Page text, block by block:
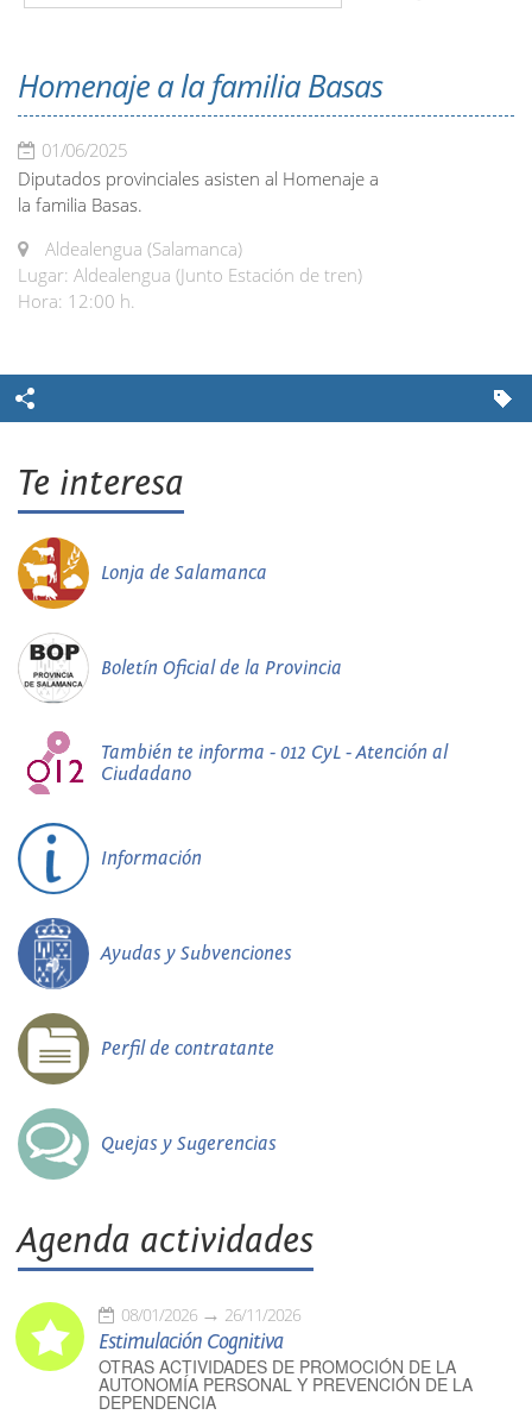
Homenaje a la familia Basas
01/06/2025
Diputados provinciales asisten al Homenaje a
la familia Basas.
Aldealengua (Salamanca)
Lugar: Aldealengua (Junto Estación de tren)
Hora: 12:00 h.
Te interesa
Lonja de Salamanca
Boletín Oficial de la Provincia
También te informa - 012 CyL - Atención al
Ciudadano
Información
Ayudas y Subvenciones
Perfil de contratante
Quejas y Sugerencias
Agenda actividades
08/01/2026 26/11/2026
Estimulación Cognitiva
OTRAS ACTIVIDADES DE PROMOCIÓN DE LA
AUTONOMÍA PERSONAL Y PREVENCIÓN DE LA
DEPENDENCIA